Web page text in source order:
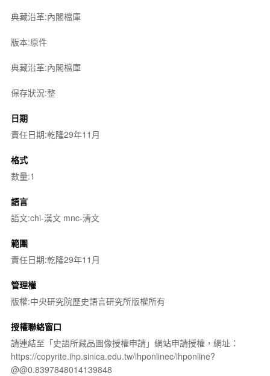
典藏沿革:內閣檔庫
版本:原件
典藏沿革:內閣檔庫
保存狀況:整
日期
責任日期:乾隆29年11月
格式
數量:1
語言
語文:chi-漢文 mnc-清文
範圍
責任日期:乾隆29年11月
管理權
版權:中央研究院歷史語言研究所版權所有
授權聯絡窗口
請連結至「史語所藏品圖像授權申請」網站申請授權，網址：
https://copyrite.ihp.sinica.edu.tw/ihponlinec/ihponline?
@@0.8397848014139848